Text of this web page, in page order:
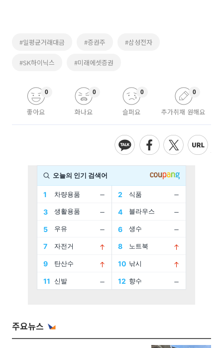
#일평균거래대금 #증권주 #삼성전자
#SK하이닉스 #미래에셋증권
좋아요
0
화나요
0
슬퍼요
0
추가취재 원해요
0
주요뉴스